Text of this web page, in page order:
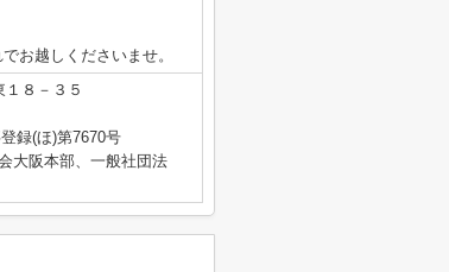
お越しくださいませ。
８－３５
録(ほ)第7670号
大阪本部、一般社団法